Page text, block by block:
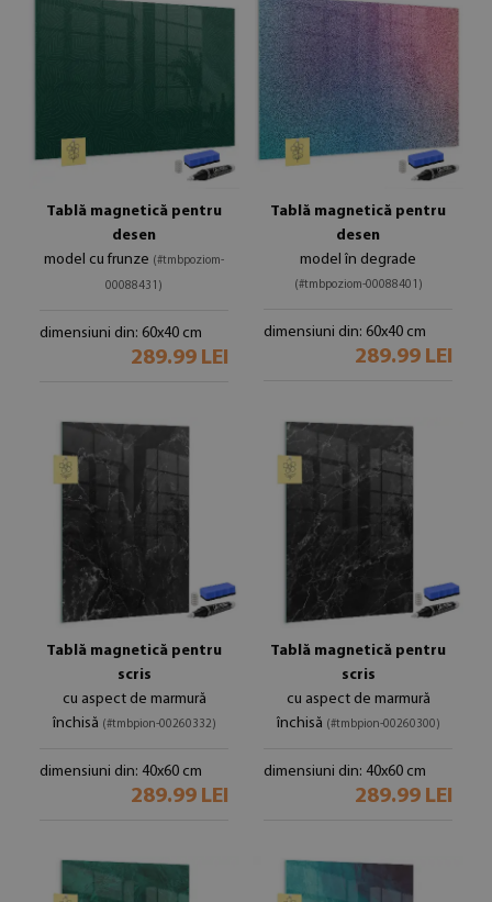
Tablă magnetică pentru
desen
model cu frunze (#tmbpoziom-
00088431)
dimensiuni din: 60x40 cm
289.99 LEI
Tablă magnetică pentru
desen
model în degrade
(#tmbpoziom-00088401)
dimensiuni din: 60x40 cm
289.99 LEI
Tablă magnetică pentru
scris
cu aspect de marmură
închisă (#tmbpion-00260332)
dimensiuni din: 40x60 cm
289.99 LEI
Tablă magnetică pentru
scris
cu aspect de marmură
închisă (#tmbpion-00260300)
dimensiuni din: 40x60 cm
289.99 LEI